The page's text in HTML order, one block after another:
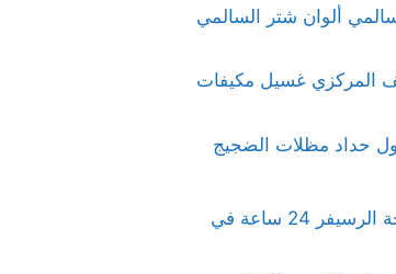
ألوان شتر السالمي
المركزي غسيل مكيفات
حداد مظلات الضجيج
اختِيار رسيفر جيد برمجة الرسيفر 24 ساعة في